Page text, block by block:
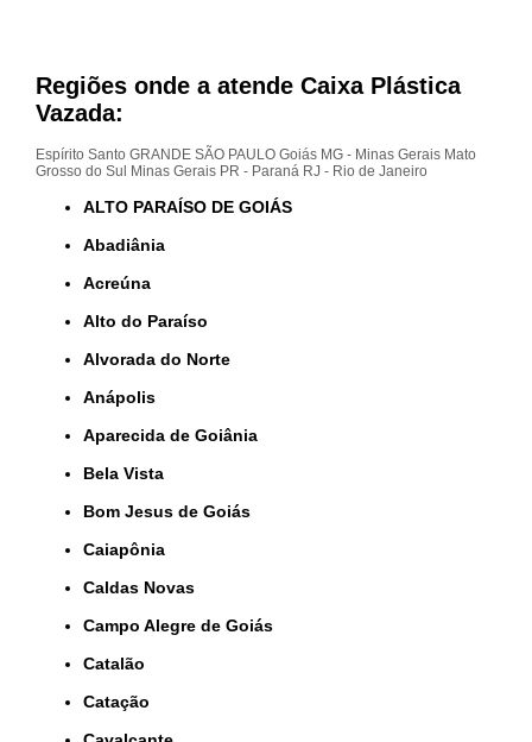
Regiões onde a atende Caixa Plástica
Vazada:
Espírito Santo GRANDE SÃO PAULO Goiás MG - Minas Gerais Mato
Grosso do Sul
Minas Gerais PR - Paraná RJ - Rio de Janeiro
ALTO PARAÍSO DE GOIÁS
Abadiânia
Acreúna
Alto do Paraíso
Alvorada do Norte
Anápolis
Aparecida de Goiânia
Bela Vista
Bom Jesus de Goiás
Caiapônia
Caldas Novas
Campo Alegre de Goiás
Catalão
Catação